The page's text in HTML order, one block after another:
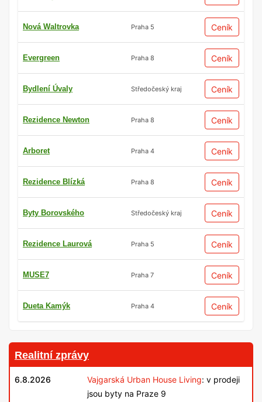
Nová Waltrovka Praha 5 Ceník
Evergreen Praha 8 Ceník
Bydlení Úvaly Středočeský kraj Ceník
Rezidence Newton Praha 8 Ceník
Arboret Praha 4 Ceník
Rezidence Blízká Praha 8 Ceník
Byty Borovského Středočeský kraj Ceník
Rezidence Laurová Praha 5 Ceník
MUSE7 Praha 7 Ceník
Dueta Kamýk Praha 4 Ceník
Realitní zprávy
6.8.2026 Vajgarská Urban House Living: v prodeji
jsou byty na Praze 9